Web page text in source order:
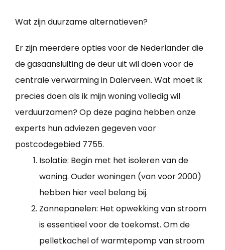
Wat zijn duurzame alternatieven?
Er zijn meerdere opties voor de Nederlander die
de gasaansluiting de deur uit wil doen voor de
centrale verwarming in Dalerveen. Wat moet ik
precies doen als ik mijn woning volledig wil
verduurzamen? Op deze pagina hebben onze
experts hun adviezen gegeven voor
postcodegebied 7755.
Isolatie: Begin met het isoleren van de
woning. Ouder woningen (van voor 2000)
hebben hier veel belang bij.
Zonnepanelen: Het opwekking van stroom
is essentieel voor de toekomst. Om de
pelletkachel of warmtepomp van stroom